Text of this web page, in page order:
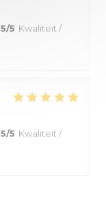
5/5 Kwaliteit /
5/5 Kwaliteit /